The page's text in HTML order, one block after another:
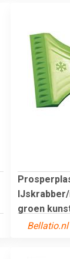
groen
Bellatio.nl